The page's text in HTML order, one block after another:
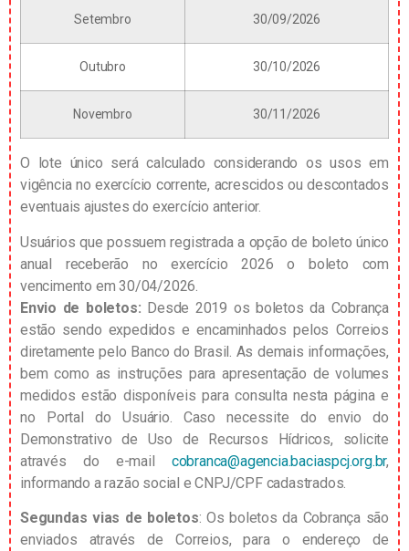
Setembro 30/09/2026
Outubro 30/10/2026
Novembro 30/11/2026
O lote único será calculado considerando os usos em
vigência no exercício corrente, acrescidos ou descontados
eventuais ajustes do exercício anterior.
Usuários que possuem registrada a opção de boleto único
anual receberão no exercício 2026 o boleto com
vencimento em 30/04/2026.
Envio de boletos: Desde 2019 os boletos da Cobrança
estão sendo expedidos e encaminhados pelos Correios
diretamente pelo Banco do Brasil. As demais informações,
bem como as instruções para apresentação de volumes
medidos estão disponíveis para consulta nesta página e
no Portal do Usuário. Caso necessite do envio do
Demonstrativo de Uso de Recursos Hídricos, solicite
através do e-mail cobranca@agencia.baciaspcj.org.br,
informando a razão social e CNPJ/CPF cadastrados.
Segundas vias de boletos: Os boletos da Cobrança são
enviados através de Correios, para o endereço de